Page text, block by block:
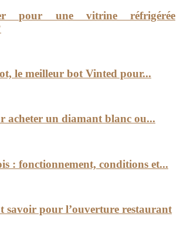
pour une vitrine réfrigérée
le meilleur bot Vinted pour...
acheter un diamant blanc ou...
: fonctionnement, conditions et...
savoir pour l’ouverture restaurant